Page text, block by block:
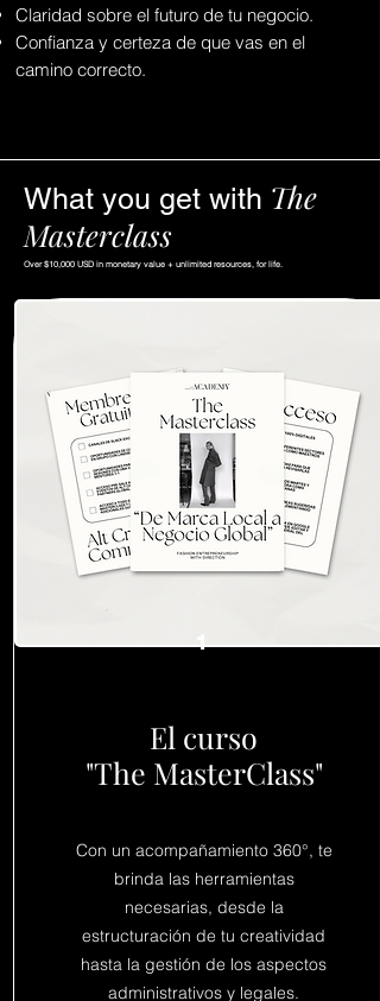
Claridad sobre el futuro de tu negocio.
Confianza y certeza de que vas en el
camino correcto.
What you get with The
Masterclass
Over $10,000 USD in monetary value + unlimited resources, for life.
1
El curso
"The MasterClass"
Con un acompañamiento 360°, te
brinda las herramientas
necesarias, desde la
estructuración de tu creatividad
hasta la gestión de los aspectos
administrativos y legales.